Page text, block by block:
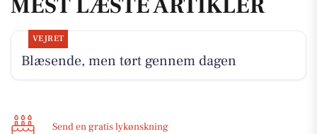
VEJRET
Blæsende, men tørt gennem dagen
Send en gratis lykønskning